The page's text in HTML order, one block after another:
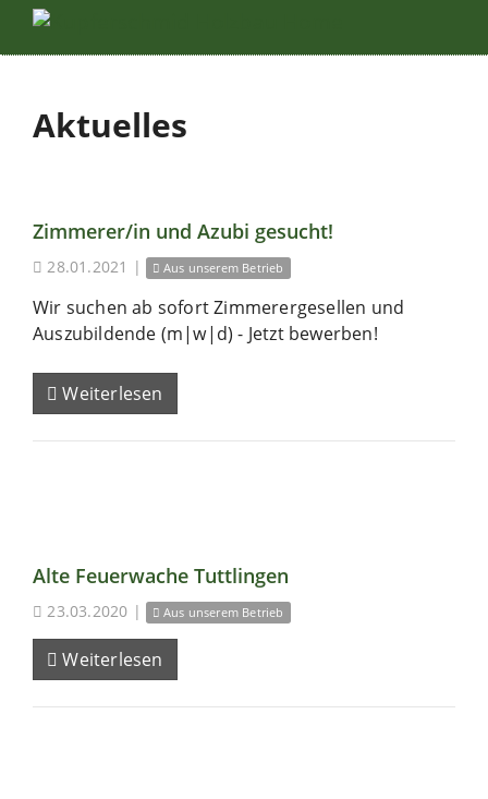
Aktuelles
Zimmerer/in und Azubi gesucht!
28.01.2021 | Aus unserem Betrieb
Wir suchen ab sofort Zimmerergesellen und
Auszubildende (m|w|d) - Jetzt bewerben!
Weiterlesen
Alte Feuerwache Tuttlingen
23.03.2020 | Aus unserem Betrieb
Weiterlesen